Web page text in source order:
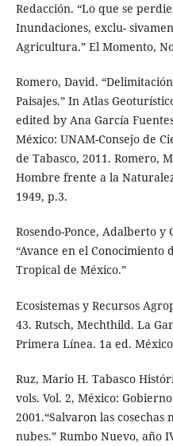
Redacción. “Lo que se
Inundaciones, exclu-
Agricultura.” El Momento,
Romero, David.
Paisajes.” In Atlas
edited by Ana García
México: UNAM-Consejo de
de Tabasco, 2011. Romero,
Hombre frente a la
1949, p.3.
Rosendo-Ponce, Adalberto y
“Avance en el
Tropical de México.”
Ecosistemas y Recursos
43. Rutsch, Mechthild. La
Primera Línea. 1a ed.
Ruz, Mario H. Tabasco
vols. Vol. 2, México:
2001.“Salvaron las
nubes.” Rumbo Nuevo, año